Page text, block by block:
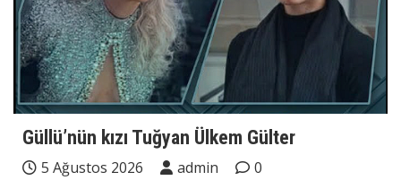
Güllü’nün kızı Tuğyan Ülkem Gülter
5 Ağustos 2026 admin
0